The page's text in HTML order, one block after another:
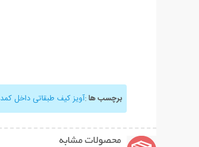
برچسب ها:آویز کیف طبقاتی داخل کمد
محصولات مشابه